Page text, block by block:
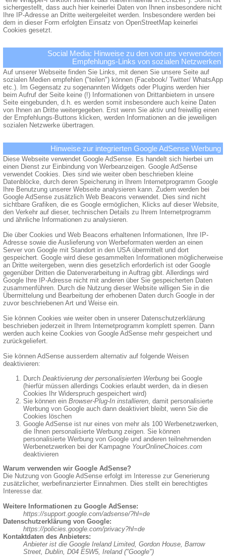
sichergestellt, dass auch hier keinerlei Daten von Ihnen insbesondere nicht
Ihre IP-Adresse an Dritte weitergeleitet werden. Insbesondere werden bei
dem in dieser Form erfolgten Einsatz von OpenStreetMap keinerlei
Cookies gesetzt.
Social Media: Hinweise zu den von uns verwendeten
Empfehlungs-Links von sozialen Netzwerken
Auf unserer Webseite finden Sie Links, mit denen Sie unsere Seite auf
sozialen Medien empfehlen ("teilen") können (Facebook/ Twitter/ WhatsApp
etc.). Im Gegensatz zu sogenannten Widgets oder Plugins werden hier
beim Aufruf der Seite keine (!) Informationen von Drittanbietern in unsere
Seite eingebunden, d.h. es werden somit insbesondere auch keine Daten
von Ihnen an Dritte weitergegeben. Erst wenn Sie aktiv und freiwillig einen
der Empfehlungs-Buttons klicken, werden Informationen an die jeweiligen
sozialen Netzwerke übertragen.
Hinweise zur integrierten Google AdSense Werbung
Diese Webseite verwendet Google AdSense. Es handelt sich hierbei um
einen Dienst zur Einbindung von Werbeanzeigen. Google AdSense
verwendet Cookies. Dies sind wie weiter oben beschrieben kleine
Datenblöcke, durch deren Speicherung in Ihrem Internetprogramm Google
Ihre Benutzung unserer Webseite analysieren kann. Zudem werden bei
Google AdSense zusätzlich Web Beacons verwendet. Dies sind nicht
sichtbare Grafiken, die es Google ermöglichen, Klicks auf dieser Website,
den Verkehr auf dieser, technischen Details zu Ihrem Internetprogramm
und ähnliche Informationen zu analysieren.
Die über Cookies und Web Beacons erhaltenen Informationen, Ihre IP-
Adresse sowie die Auslieferung von Werbeformaten werden an einen
Server von Google mit Standort in den USA übermittelt und dort
gespeichert. Google wird diese gesammelten Informationen möglicherweise
an Dritte weitergeben, wenn dies gesetzlich erforderlich ist oder Google
gegenüber Dritten die Datenverarbeitung in Auftrag gibt. Allerdings wird
Google Ihre IP-Adresse nicht mit anderen über Sie gespeicherten Daten
zusammenführen. Durch die Nutzung dieser Website willigen Sie in die
Übermittelung und Bearbeitung der erhobenen Daten durch Google in der
zuvor beschriebenen Art und Weise ein.
Sie können Cookies wie weiter oben in unserer Datenschutzerklärung
beschrieben jederzeit in Ihrem Internetprogramm komplett sperren. Dann
werden auch keine Cookies von Google AdSense mehr gespeichert und
zurückgeliefert.
Sie können AdSense ausserdem alternativ auf folgende Weisen
deaktivieren:
Durch Deaktivierung der personalisierten Werbung bei Google
(hierfür müssen allerdings Cookies erlaubt werden, da in diesen
Cookies Ihr Widerspruch gespeichert wird)
Sie können ein Browser-Plug-In installieren , damit personalisierte
Werbung von Google auch dann deaktiviert bleibt, wenn Sie die
Cookies löschen
Google AdSense ist nur eines von mehr als 100 Werbenetzwerken,
die Ihnen personalisierte Werbung zeigen. Sie können
personalisierte Werbung von Google und anderen teilnehmenden
Werbenetzwerken bei der Kampagne YourOnlineChoices.com
deaktivieren
Warum verwenden wir Google AdSense?
Die Nutzung von Google AdSense erfolgt im Interesse zur Generierung
zusätzlicher, werbefinanzierter Einnahmen. Dies stellt ein berechtigtes
Interesse dar.
Weitere Informationen zu Google AdSense:
https://support.google.com/adsense/?hl=de
Datenschutzerklärung von Google:
https://policies.google.com/privacy?hl=de
Kontaktdaten des Anbieters:
Anbieter ist die Google Ireland Limited, Gordon House, Barrow
Street, Dublin, D04 E5W5, Ireland ("Google")